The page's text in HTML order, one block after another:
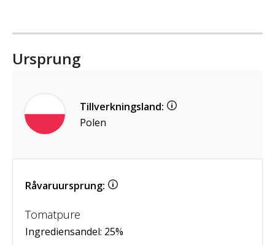
Ursprung
Tillverkningsland:
Polen
Råvaruursprung:
Tomatpure
Ingrediensandel: 25%